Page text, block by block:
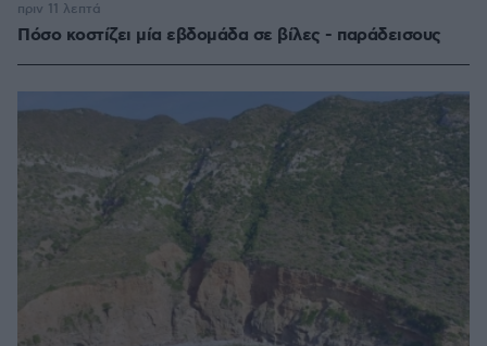
Πόσο κοστίζει μία εβδομάδα σε βίλες - παράδεισους
πριν 11 λεπτά